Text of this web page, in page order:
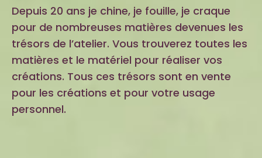
Depuis 20 ans je chine, je fouille, je craque
pour de nombreuses matières devenues les
trésors de l’atelier. Vous trouverez toutes les
matières et le matériel pour réaliser vos
créations. Tous ces trésors sont en vente
pour les créations et pour votre usage
personnel.